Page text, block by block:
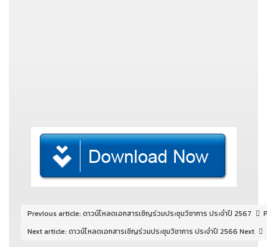
Previous article: ดาวน์โหลดเอกสารเชิญร่วมประชุมวิชาการ ประจำปี 2567
Next article: ดาวน์โหลดเอกสารเชิญร่วมประชุมวิชาการ ประจำปี 2566 Next